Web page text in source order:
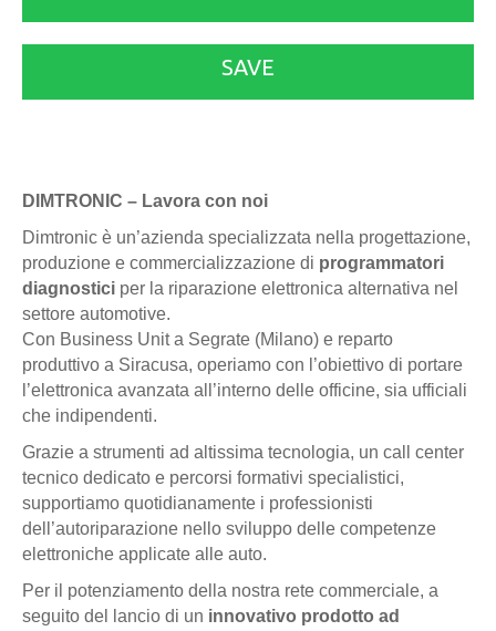
SAVE
DIMTRONIC – Lavora con noi
Dimtronic è un’azienda specializzata nella progettazione,
produzione e commercializzazione di programmatori
diagnostici per la riparazione elettronica alternativa nel
settore automotive.
Con Business Unit a Segrate (Milano) e reparto
produttivo a Siracusa, operiamo con l’obiettivo di portare
l’elettronica avanzata all’interno delle officine, sia ufficiali
che indipendenti.
Grazie a strumenti ad altissima tecnologia, un call center
tecnico dedicato e percorsi formativi specialistici,
supportiamo quotidianamente i professionisti
dell’autoriparazione nello sviluppo delle competenze
elettroniche applicate alle auto.
Per il potenziamento della nostra rete commerciale, a
seguito del lancio di un innovativo prodotto ad